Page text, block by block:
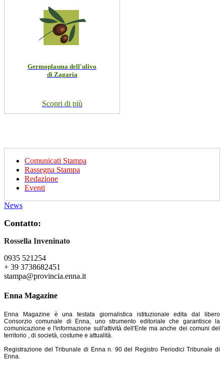
Germoplasma dell'ulivo
di Zagaria
Scopri di più
Comunicati Stampa
Rassegna Stampa
Redazione
Eventi
News
Contatto:
Rossella Inveninato
0935 521254
+ 39 3738682451
stampa@provincia.enna.it
Enna Magazine
Enna Magazine è una testata giornalistica istituzionale edita dal libero
Consorzio comunale di Enna, uno strumento editoriale che garantisce la
comunicazione e l'informazione sull'attività dell'Ente ma anche dei comuni del
territorio , di società, costume e attualità.
Registrazione del Tribunale di Enna n. 90 del Registro Periodici Tribunale di
Enna.